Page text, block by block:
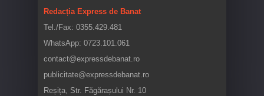
Redacția Express de Banat
Tel./Fax: 0355.429.481
WhatsApp: 0723.101.061
contact@expressdebanat.ro
publicitate@expressdebanat.ro
Reșița, Str. Făgărașului Nr. 10